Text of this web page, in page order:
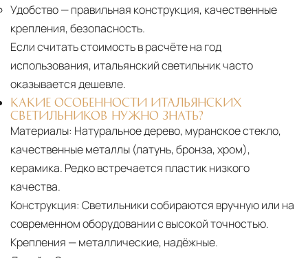
Удобство— правильная конструкция, качественные
крепления, безопасность.
Если считать стоимость в расчёте на год
использования, итальянский светильник часто
оказывается дешевле.
КАКИЕ ОСОБЕННОСТИ ИТАЛЬЯНСКИХ
СВЕТИЛЬНИКОВ НУЖНО ЗНАТЬ?
Материалы: Натуральное дерево, муранское стекло,
качественные металлы (латунь, бронза, хром),
керамика. Редко встречается пластик низкого
качества.
Конструкция: Светильники собираются вручную или на
современном оборудовании с высокой точностью.
Крепления — металлические, надёжные.